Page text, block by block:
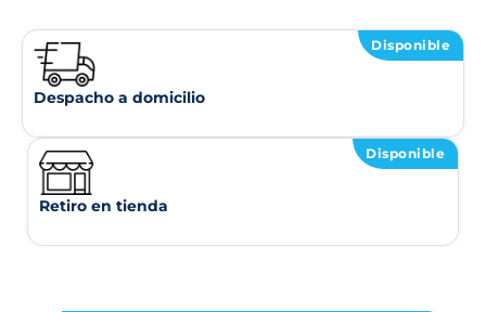
Disponible
Despacho a domicilio
Disponible
Retiro en tienda